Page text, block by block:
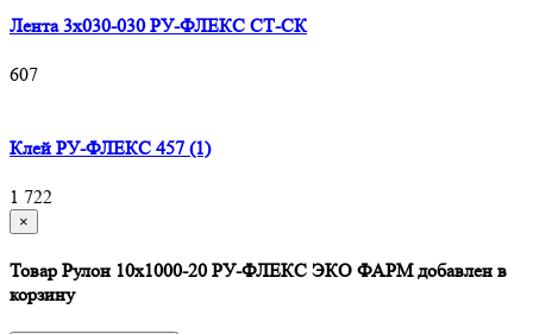
Лента 3х030-030 РУ-ФЛЕКС СТ-СК
607
Клей РУ-ФЛЕКС 457 (1)
1 722
×
Товар Рулон 10х1000-20 РУ-ФЛЕКС ЭКО ФАРМ добавлен в
корзину